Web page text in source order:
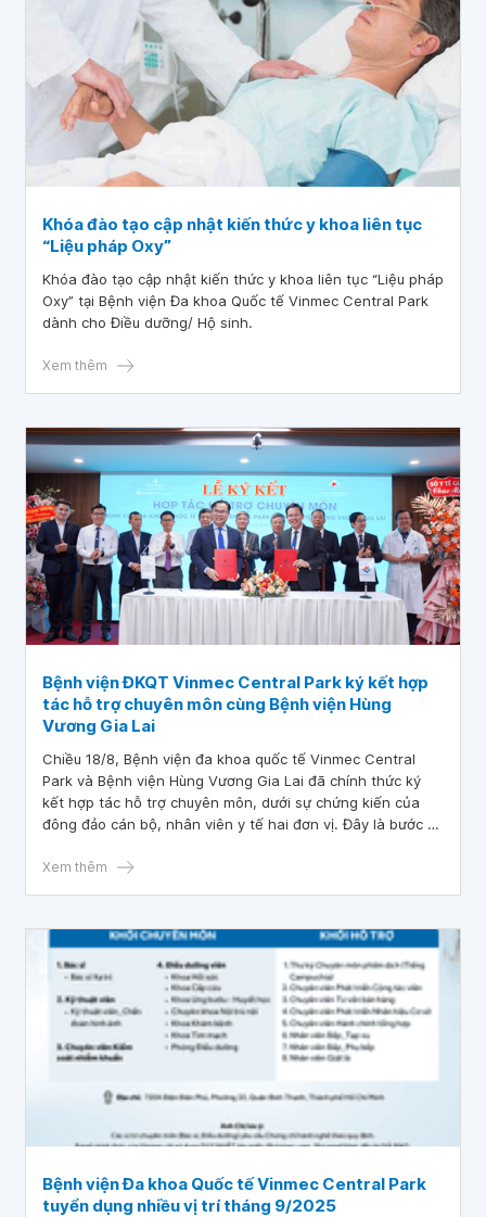
Khóa đào tạo cập nhật kiến thức y khoa liên tục
“Liệu pháp Oxy”
Khóa đào tạo cập nhật kiến thức y khoa liên tục “Liệu pháp
Oxy” tại Bệnh viện Đa khoa Quốc tế Vinmec Central Park
dành cho Điều dưỡng/ Hộ sinh.
Xem thêm
Bệnh viện ĐKQT Vinmec Central Park ký kết hợp
tác hỗ trợ chuyên môn cùng Bệnh viện Hùng
Vương Gia Lai
Chiều 18/8, Bệnh viện đa khoa quốc tế Vinmec Central
Park và Bệnh viện Hùng Vương Gia Lai đã chính thức ký
kết hợp tác hỗ trợ chuyên môn, dưới sự chứng kiến của
đông đảo cán bộ, nhân viên y tế hai đơn vị. Đây là bước đi
đồng thời khẳng định vai trò dẫn dắt, tiên phong y tế của
Xem thêm
Bệnh viện Đa khoa Quốc tế Vinmec Central Park
tuyển dụng nhiều vị trí tháng 9/2025